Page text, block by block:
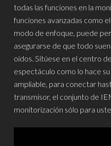
todas las funciones en la
funciones avanzadas como
modo de enfoque, puede
asegurarse de que todo
oídos. Sitúese en el centro
espectáculo como lo hace
ampliable, para conectar
transmisor, el conjunto de
monitorización sólo para